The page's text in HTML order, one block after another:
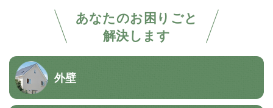
あなたのお困りごと
解決します
外壁